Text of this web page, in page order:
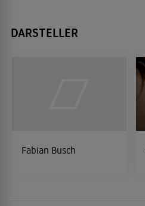
DARSTELLER
Fabian Busch